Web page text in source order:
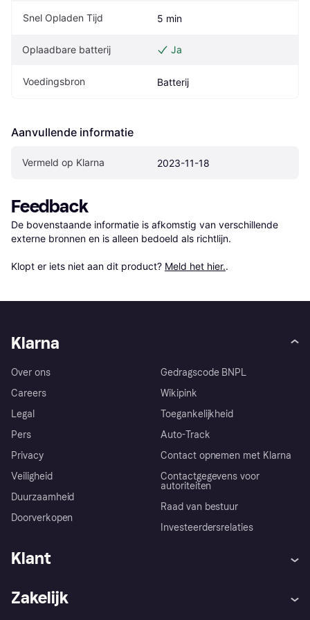
Snel Opladen Tijd 5 min
Oplaadbare batterij Ja
Voedingsbron Batterij
Aanvullende informatie
Vermeld op Klarna 2023-11-18
Feedback
De bovenstaande informatie is afkomstig van verschillende
externe bronnen en is alleen bedoeld als richtlijn.
Klopt er iets niet aan dit product? Meld het hier..
Klarna
Over ons
Careers
Legal
Pers
Privacy
Veiligheid
Duurzaamheid
Doorverkopen
Gedragscode BNPL
Wikipink
Toegankelijkheid
Auto-Track
Contact opnemen met Klarna
Contactgegevens voor
autoriteiten
Raad van bestuur
Investeerdersrelaties
Klant
Zakelijk